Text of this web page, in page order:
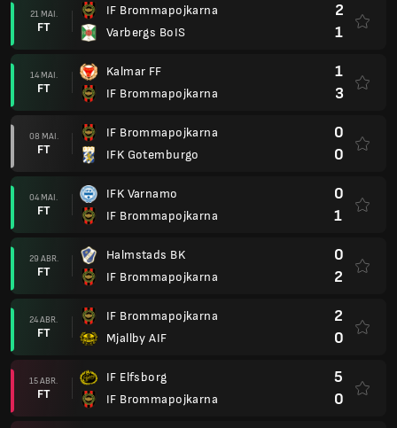
21 MAI.
FT
IF Brommapojkarna
Varbergs BoIS
2
1
14 MAI.
FT
Kalmar FF
IF Brommapojkarna
1
3
08 MAI.
FT
IF Brommapojkarna
IFK Gotemburgo
0
0
04 MAI.
FT
IFK Varnamo
IF Brommapojkarna
0
1
29 ABR.
FT
Halmstads BK
IF Brommapojkarna
0
2
24 ABR.
FT
IF Brommapojkarna
Mjallby AIF
2
0
15 ABR.
FT
IF Elfsborg
IF Brommapojkarna
5
0